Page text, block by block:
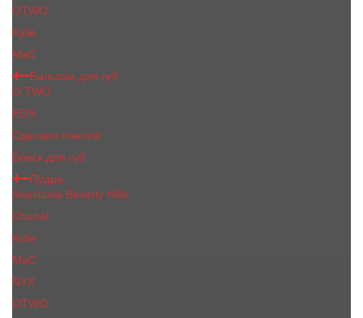
OTWO
Kylie
МаС
Бальзам для губ
O.TWO
EOS
Сделано пчелой
Блеск для губ
Пудра
Anastasia Beverly Hills
Chanel
Kylie
MaC
NYX
OTWO